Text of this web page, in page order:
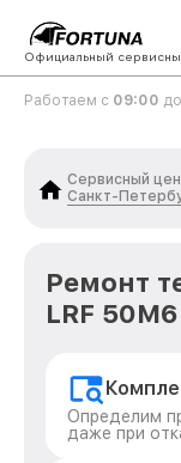
Официальный
Работаем с 09:00 до
Сервисный
Санкт-
Ремонт
LRF
Определим
даже при